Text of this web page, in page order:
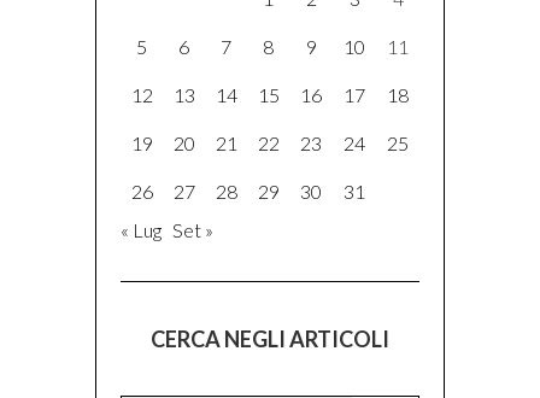
5 6 7 8 9 10 11
12 13 14 15 16 17 18
19 20 21 22 23 24 25
26 27 28 29 30
31
« Lug Set »
CERCA NEGLI ARTICOLI